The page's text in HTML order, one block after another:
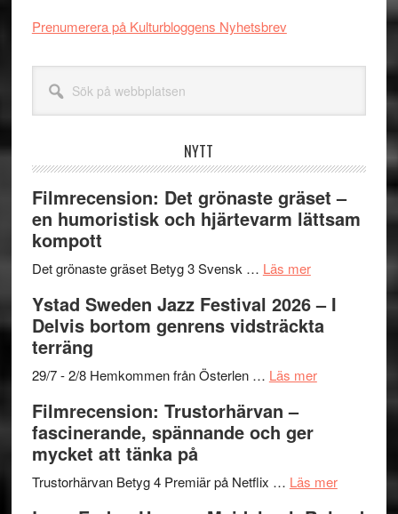
Prenumerera på Kulturbloggens Nyhetsbrev
webbplatsen
NYTT
Filmrecension: Det grönaste gräset –
en humoristisk och hjärtevarm lättsam
kompott
Det grönaste gräset Betyg 3 Svensk … Läs merom
Det
grönaste
–
och
lättsam
Ystad Sweden Jazz Festival 2026 – I
Delvis bortom genrens vidsträckta
terräng
29/7 - 2/8 Hemkommen från Österlen … Läs merom
2026
Filmrecension: Trustorhärvan –
fascinerande, spännande och ger
mycket att tänka på
Trustorhärvan Betyg 4 Premiär på Netflix … Läs merom